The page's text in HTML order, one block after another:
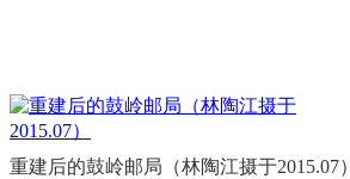
重建后的鼓岭邮局（林陶江摄于2015.07）